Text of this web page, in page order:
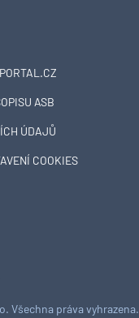
Všechna práva vyhrazena.
ASB
ÚDAJŮ
COOKIES